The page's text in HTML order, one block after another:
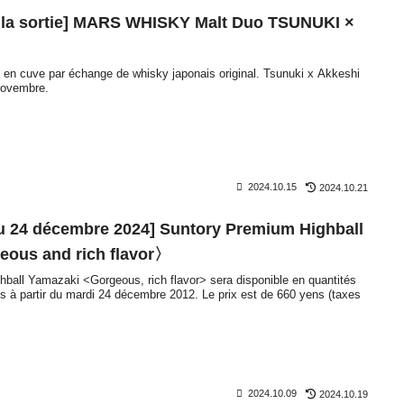
sortie] MARS WHISKY Malt Duo TSUNUKI ×
cuve par échange de whisky japonais original. Tsunuki x Akkeshi
2024.10.15 2024.10.21
24 décembre 2024] Suntory Premium Highball
and rich flavor〉
Yamazaki <Gorgeous, rich flavor> sera disponible en quantités
à partir du mardi 24 décembre 2012. Le prix est de 660 yens (taxes
2024.10.09 2024.10.19